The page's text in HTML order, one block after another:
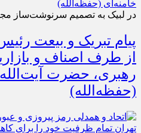
در لبیک به تصمیم سرنوشت‌ساز
پیام تبریک و بیعت
از طرف اصناف و
رهبری، حضرت
(حفظه‌الله)